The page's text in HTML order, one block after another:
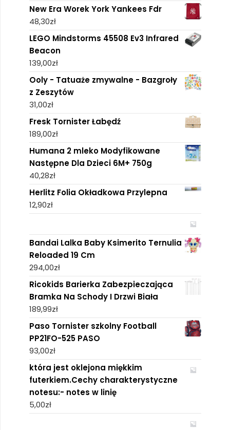
New Era Worek York Yankees Fdr
48,30zł
LEGO Mindstorms 45508 Ev3 Infrared
Beacon
139,00zł
Ooly - Tatuaże zmywalne - Bazgroły
z Zeszytów
31,00zł
Fresk Tornister Łabędź
189,00zł
Humana 2 mleko Modyfikowane
Następne Dla Dzieci 6M+ 750g
40,28zł
Herlitz Folia Okładkowa Przylepna
12,90zł
Bandai Lalka Baby Ksimerito Ternulia
Reloaded 19 Cm
294,00zł
Ricokids Barierka Zabezpieczająca
Bramka Na Schody I Drzwi Biała
189,99zł
Paso Tornister szkolny Football
PP21FO-525 PASO
93,00zł
która jest oklejona miękkim
futerkiem.Cechy charakterystyczne
notesu:- notes w linię
5,00zł